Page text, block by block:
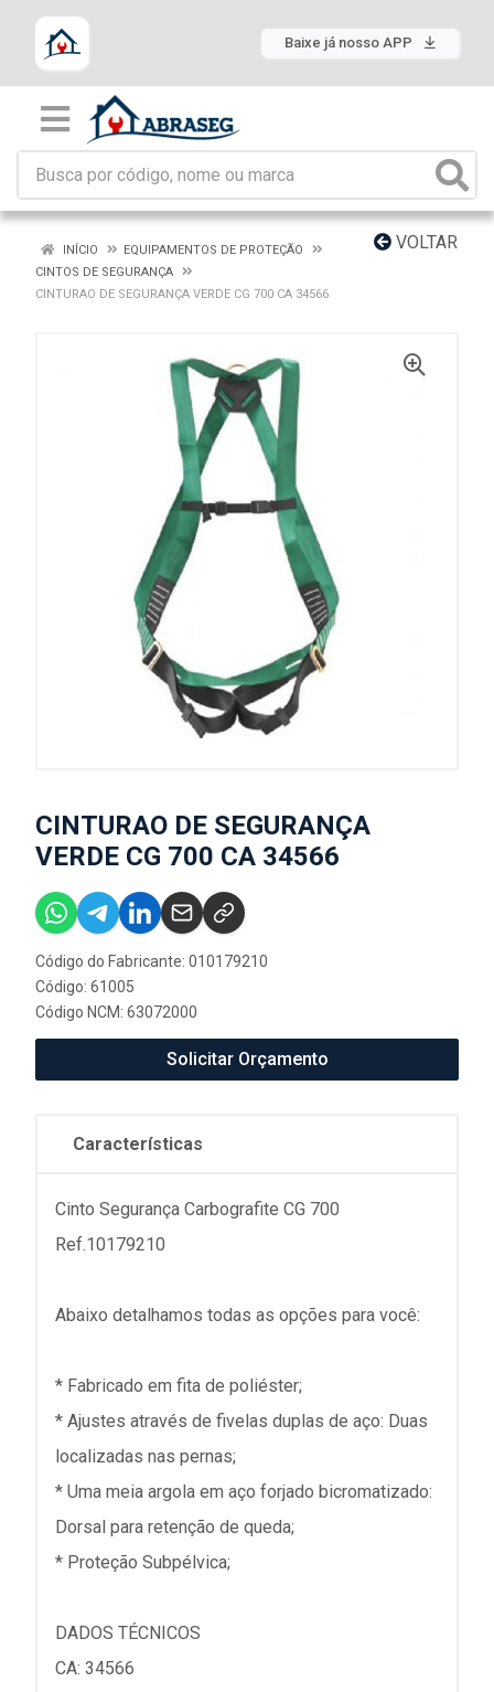
Baixe já nosso APP
VOLTAR
INÍCIO
EQUIPAMENTOS DE PROTEÇÃO
CINTOS DE SEGURANÇA
CINTURAO DE SEGURANÇA VERDE CG 700 CA 34566
CINTURAO DE SEGURANÇA
VERDE CG 700 CA 34566
Código do Fabricante: 010179210
Código: 61005
Código NCM: 63072000
Solicitar Orçamento
Características
Cinto Segurança Carbografite CG 700
Ref.10179210
Abaixo detalhamos todas as opções para você:
* Fabricado em fita de poliéster;
* Ajustes através de fivelas duplas de aço: Duas
localizadas nas pernas;
* Uma meia argola em aço forjado bicromatizado:
Dorsal para retenção de queda;
* Proteção Subpélvica;
DADOS TÉCNICOS
CA: 34566